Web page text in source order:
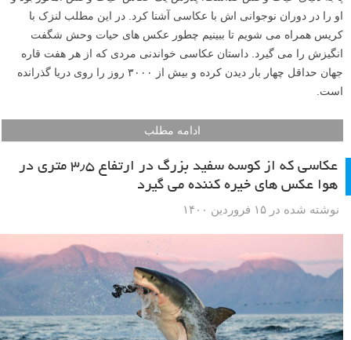
او را در دوران نوجوانی اش با عکاسی آشنا کرد. در این مطلب لنزک با
کریس همراه می شویم تا ببینیم چطور عکس های حیات وحش شگفت
انگیزش را می گیرد. داستان عکاسی خواندنی مردی که از هر هفت قاره
جهان حداقل چهار بار دیدن کرده و بیش از ۳۰۰۰ روز را روی دریا گذرانده
است.
ادامه مطلب
عکاسی که از کوسه سفید بزرگ در ارتفاع ۳٫۵ متری در
هوا عکس های خیره کننده می گیرد
نوشته شده در ۱۵ فروردین ۱۴۰۰